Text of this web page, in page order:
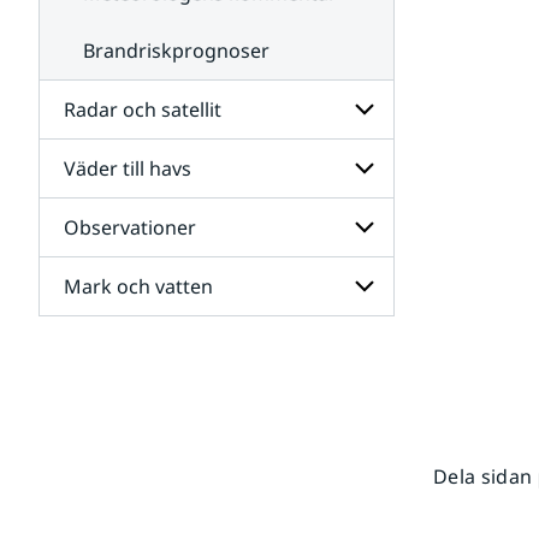
Brandriskprognoser
Radar och satellit
Undersidor
för
Radar
och
satellit
Väder till havs
Undersidor
för
Väder
till
havs
Observationer
Undersidor
för
Mark och vatten
Dela sidan